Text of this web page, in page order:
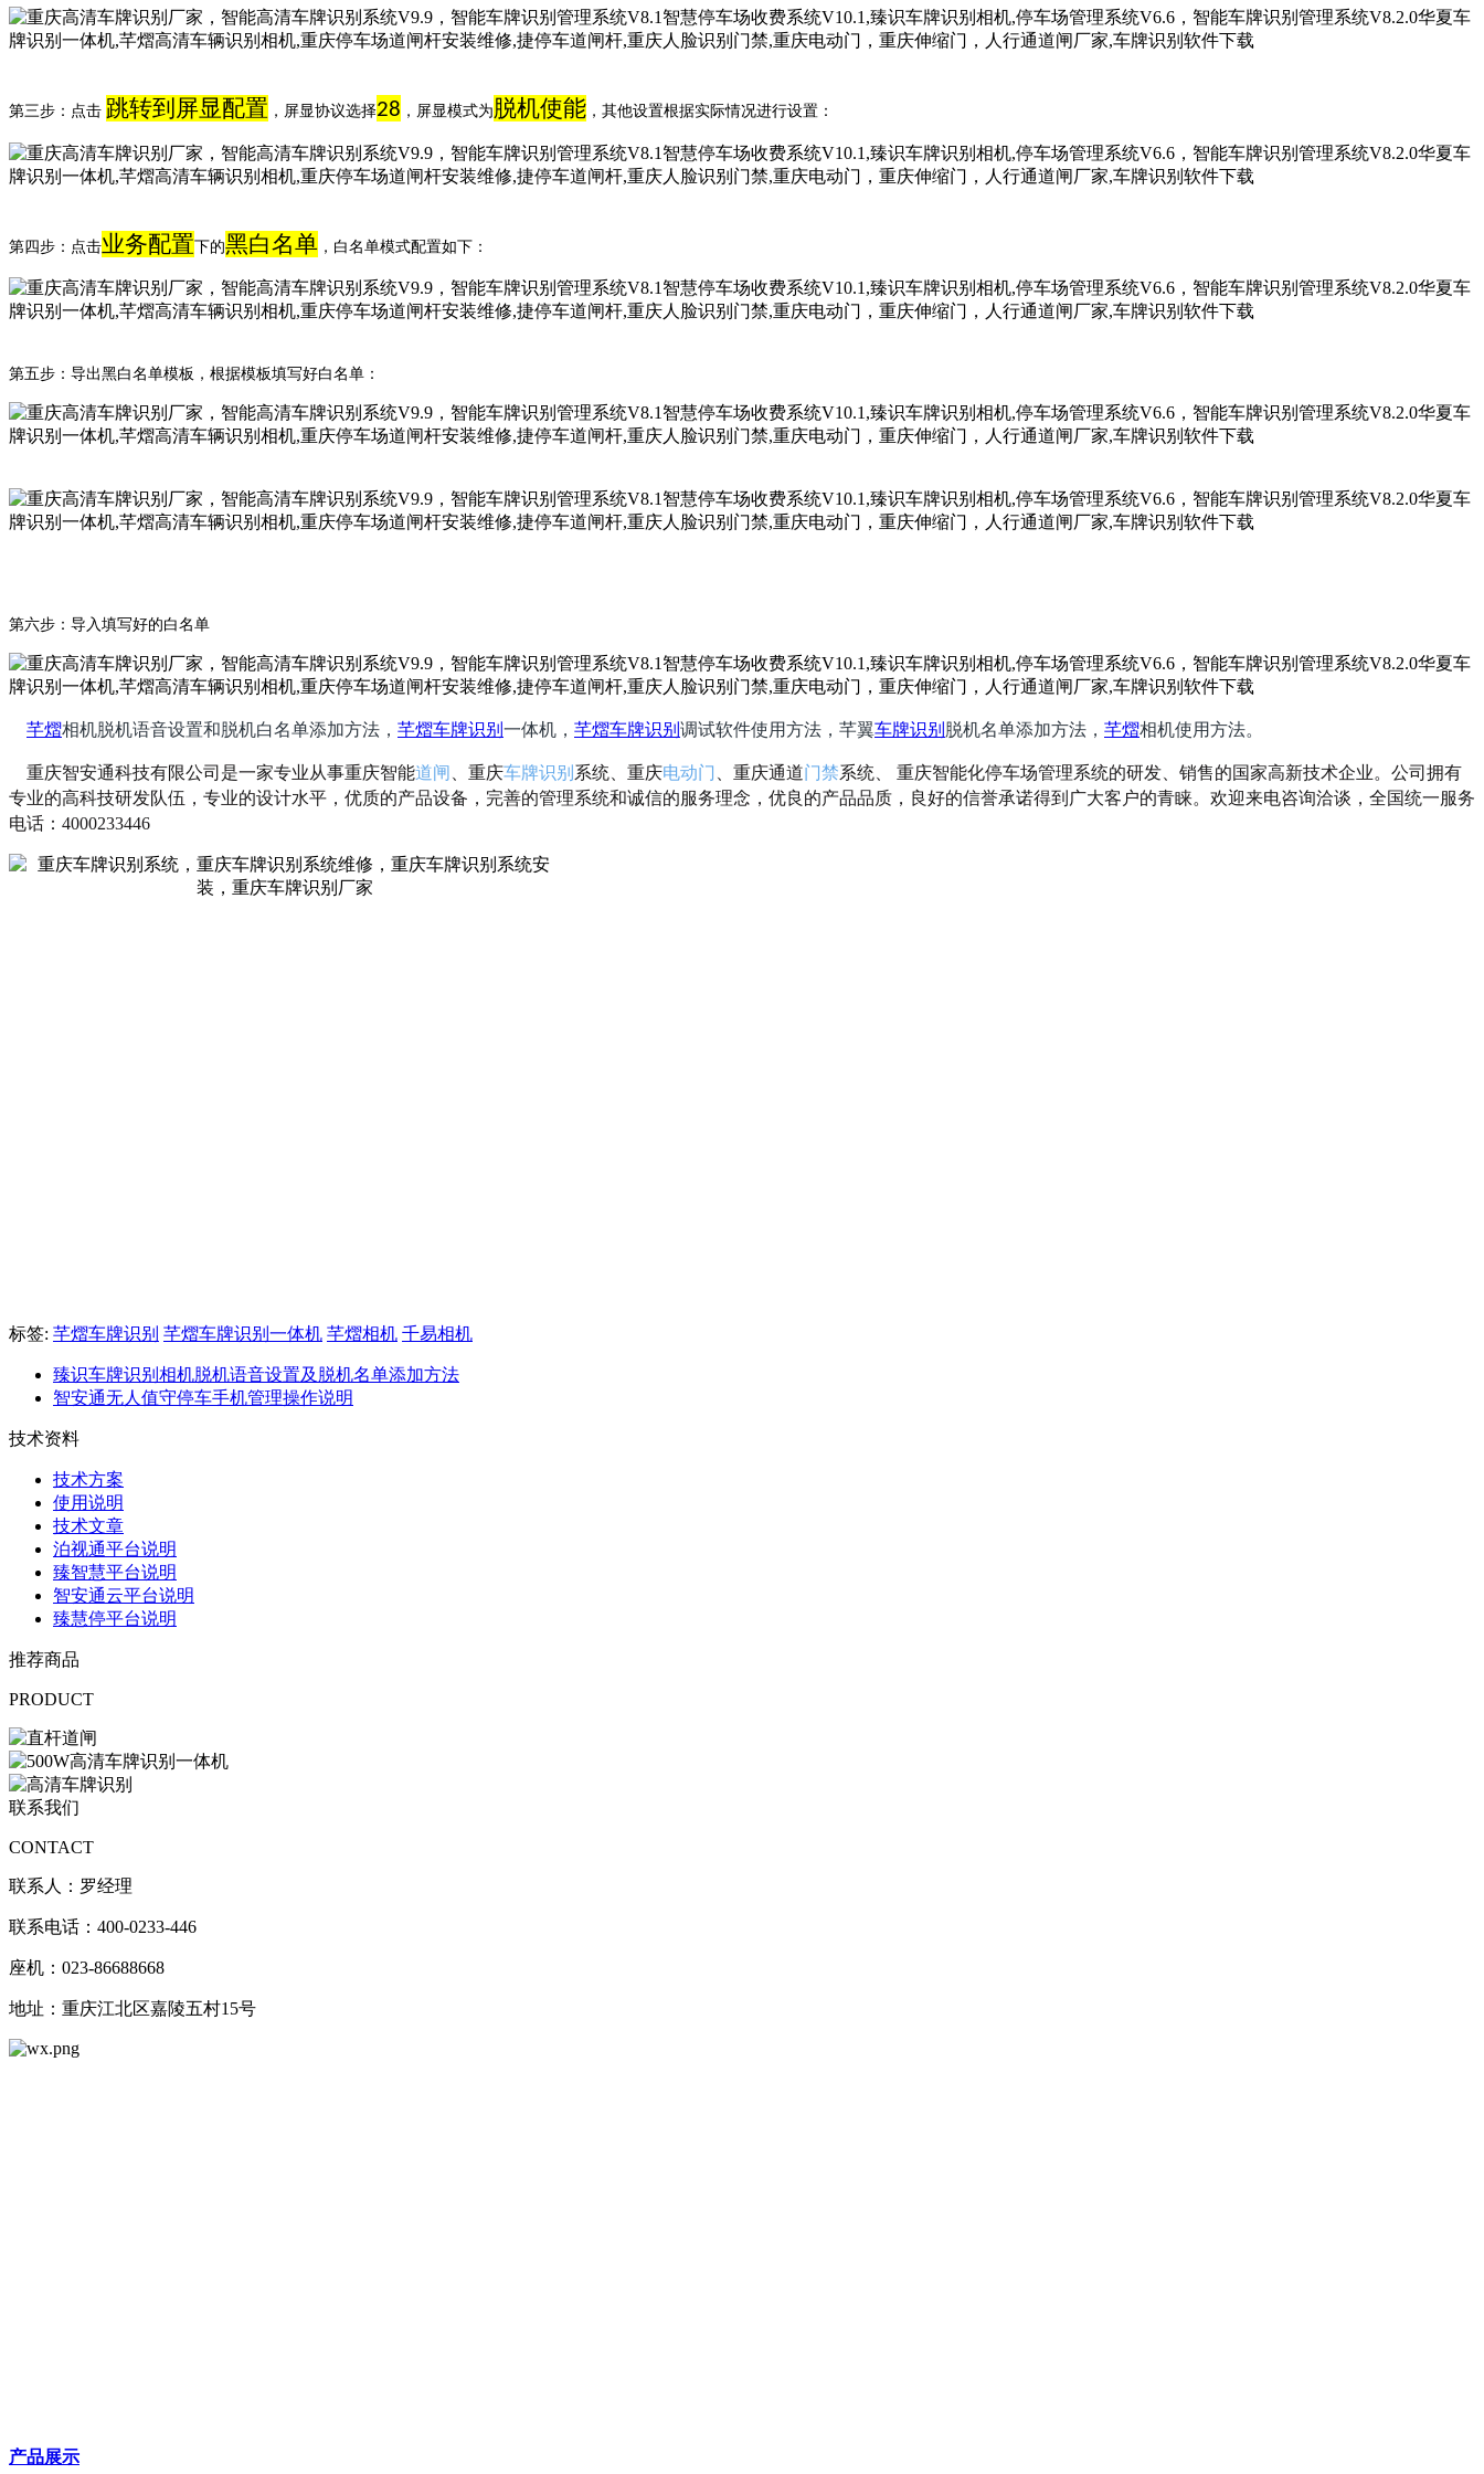
第三步：点击 跳转到屏显配置 ，屏显协议选择28 ，屏显模式为脱机使能 ，其他设置根据实际情况进行设置：
第四步：点击业务配置下的黑白名单 ，白名单模式配置如下：
第五步：导出黑白名单模板，根据模板填写好白名单：
第六步：导入填写好的白名单
芊熠相机脱机语音设置和脱机白名单添加方法， 芊熠车牌识别一体机， 芊熠车牌识别调试软件使用方法，芊翼车牌识别脱机名单添加方法， 芊熠相机使用方法。
重庆智安通科技有限公司是一家专业从事重庆智能道闸 重庆车牌识别 系统、重庆电动门 、重庆通道门禁系统、 重庆智能化停车场管理系统的研发、销售的国家高新技术企业。公司拥有
专业的高科技研发队伍，专业的设计水平，优质的产品设备，完善的管理系统和诚信的服务理念，优良的产品品质，良好的信誉承诺得到广大客户的青睐。欢迎来电咨询洽谈，全国统一服务
电话：4000233446
标签: 芊熠车牌识别 芊熠车牌识别一体机 芊熠相机 千易相机
臻识车牌识别相机脱机语音设置及脱机名单添加方法
智安通无人值守停车手机管理操作说明
技术资料
技术方案
使用说明
技术文章
泊视通平台说明
臻智慧平台说明
智安通云平台说明
臻慧停平台说明
推荐商品
PRODUCT
联系我们
CONTACT
联系人：罗经理
联系电话：400-0233-446
座机：023-86688668
地址：重庆江北区嘉陵五村15号
产品展示